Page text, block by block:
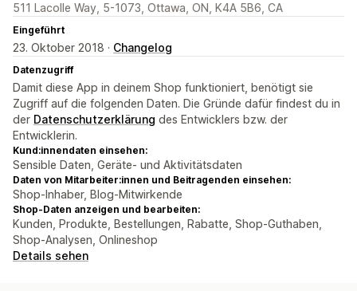
511 Lacolle Way, 5-1073, Ottawa, ON, K4A 5B6, CA
Eingeführt
23. Oktober 2018 · Changelog
Datenzugriff
Damit diese App in deinem Shop funktioniert, benötigt sie
Zugriff auf die folgenden Daten. Die Gründe dafür findest du in
der Datenschutzerklärung des Entwicklers bzw. der
Entwicklerin.
Kund:innendaten einsehen:
Sensible Daten, Geräte- und Aktivitätsdaten
Daten von Mitarbeiter:innen und Beitragenden einsehen:
Shop-Inhaber, Blog-Mitwirkende
Shop-Daten anzeigen und bearbeiten:
Kunden, Produkte, Bestellungen, Rabatte, Shop-Guthaben,
Shop-Analysen, Onlineshop
Details sehen